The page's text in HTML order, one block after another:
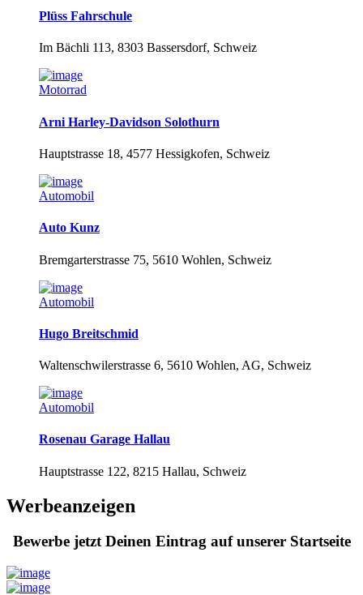
Plüss Fahrschule
Im Bächli 113, 8303 Bassersdorf, Schweiz
Motorrad
Arni Harley-Davidson Solothurn
Hauptstrasse 18, 4577 Hessigkofen, Schweiz
Automobil
Auto Kunz
Bremgarterstrasse 75, 5610 Wohlen, Schweiz
Automobil
Hugo Breitschmid
Waltenschwilerstrasse 6, 5610 Wohlen, AG, Schweiz
Automobil
Rosenau Garage Hallau
Hauptstrasse 122, 8215 Hallau, Schweiz
Werbeanzeigen
Bewerbe jetzt Deinen Eintrag auf unserer Startseite